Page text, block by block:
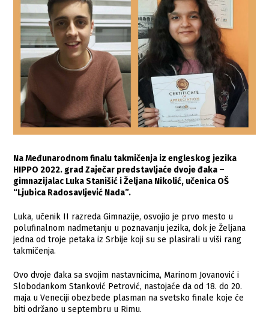
Na Međunarodnom finalu takmičenja iz engleskog jezika
HIPPO 2022. grad Zaječar predstavljaće dvoje đaka –
gimnazijalac Luka Stanišić i Željana Nikolić, učenica OŠ
“Ljubica Radosavljević Nada”.
Luka, učenik II razreda Gimnazije, osvojio je prvo mesto u
polufinalnom nadmetanju u poznavanju jezika, dok je Željana
jedna od troje petaka iz Srbije koji su se plasirali u viši rang
takmičenja.
Ovo dvoje đaka sa svojim nastavnicima, Marinom Jovanović i
Slobodankom Stanković Petrović, nastojaće da od 18. do 20.
maja u Veneciji obezbede plasman na svetsko finale koje će
biti održano u septembru u Rimu.